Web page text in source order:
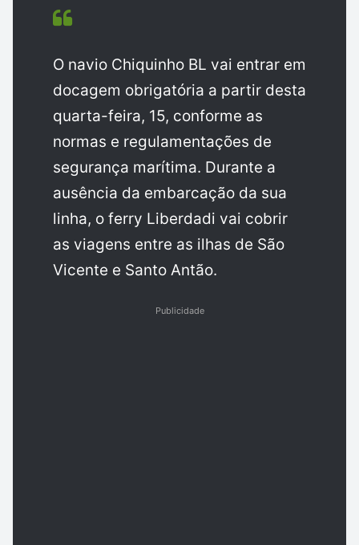
O navio Chiquinho BL vai entrar em
docagem obrigatória a partir desta
quarta-feira, 15, conforme as
normas e regulamentações de
segurança marítima. Durante a
ausência da embarcação da sua
linha, o ferry Liberdadi vai cobrir
as viagens entre as ilhas de São
Vicente e Santo Antão.
Publicidade